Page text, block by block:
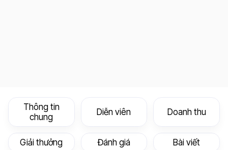
Thông tin
chung
Diễn viên Doanh thu
Giải thưởng Đánh giá Bài viết